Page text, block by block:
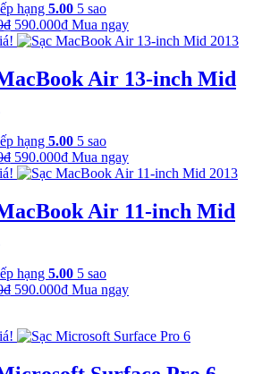
hạng 5.00 5 sao
₫ Giá
gốc
790.000₫.
590.000₫Giá
hiện
là:
590.000₫.
Mua ngay
Air 13-inch Mid
hạng 5.00 5 sao
₫ Giá
gốc
790.000₫.
590.000₫Giá
hiện
là:
590.000₫.
Mua ngay
Air 11-inch Mid
hạng 5.00 5 sao
₫ Giá
790.000₫.
590.000₫Giá
là:
Mua ngay